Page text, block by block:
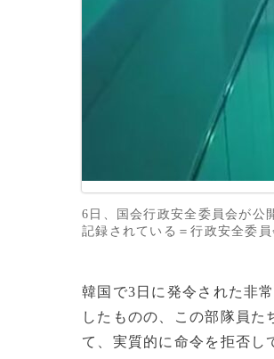
6日、国会行政安全委員会が公
記録されている＝行政安全委
韓国で3日に発令された非
したものの、この部隊員
て、実質的に命令を拒否し